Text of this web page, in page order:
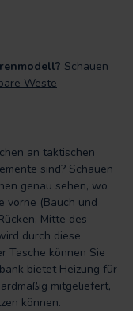
Schauen
Weste
an taktischen
sind? Schauen
genau sehen, wo
vorne (Bauch und
Mitte des
durch diese
Tasche können Sie
bietet Heizung für
mitgeliefert,
können.